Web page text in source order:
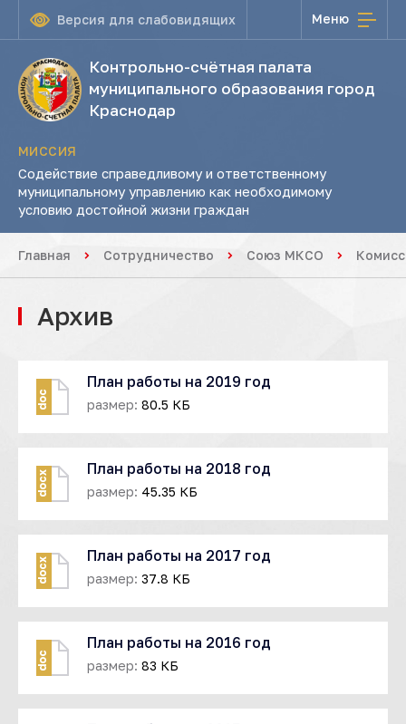
Версия для слабовидящих Меню
Контрольно-счётная палата
муниципального образования город
Краснодар
МИССИЯ
Содействие справедливому и ответственному
муниципальному управлению как необходимому
условию достойной жизни граждан
Главная Сотрудничество Союз МКСО
Архив
doc
План работы на 2019 год
размер: 80.5 КБ
docx
План работы на 2018 год
размер: 45.35 КБ
docx
План работы на 2017 год
размер: 37.8 КБ
doc
План работы на 2016 год
размер: 83 КБ